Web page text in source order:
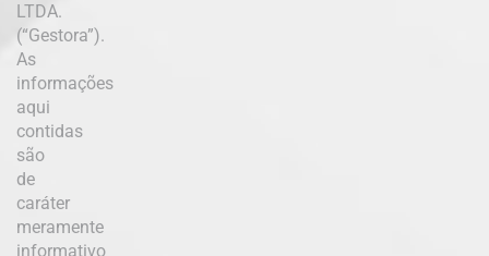
LTDA.
(“Gestora”).
As
informações
aqui
contidas
são
de
caráter
meramente
informativo